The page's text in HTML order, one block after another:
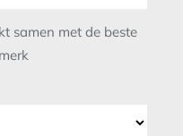
samen met de beste